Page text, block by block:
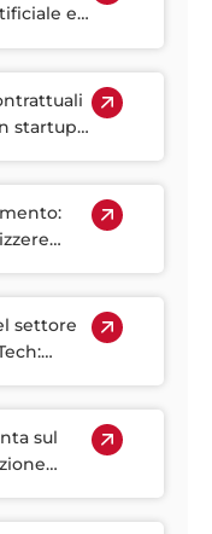
e
startup
settore
sul